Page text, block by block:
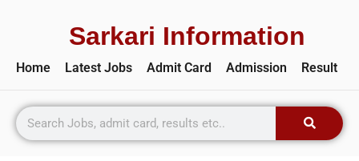
Sarkari Information
Home Latest Jobs Admit Card Admission Result